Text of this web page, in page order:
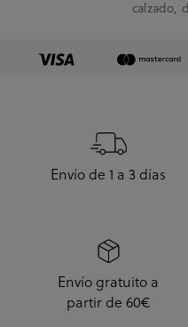
calzado,
Envío de 1 a 3 días
Envío gratuito a
partir de 60€